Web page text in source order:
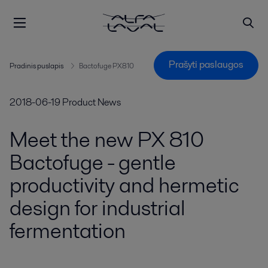
Pradinis puslapis Bactofuge PX810 Prašyti paslaugos
2018-06-19 Product News
Meet the new PX 810
Bactofuge - gentle
productivity and hermetic
design for industrial
fermentation